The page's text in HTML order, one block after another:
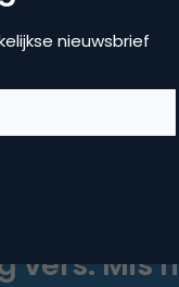
nieuwsbrief
vers. Mis